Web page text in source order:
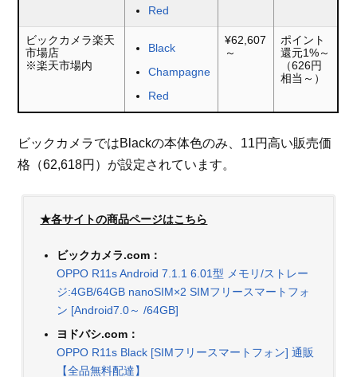
Red
ビックカメラ楽天
市場店
※楽天市場内
Black
Champagne
Red
¥62,607
～
ポイント
還元1%～
（626円
相当～）
ビックカメラではBlackの本体色のみ、11円高い販売価
格（62,618円）が設定されています。
★各サイトの商品ページはこちら
ビックカメラ.com：
OPPO R11s Android 7.1.1 6.01型 メモリ/ストレー
ジ:4GB/64GB nanoSIM×2 SIMフリースマートフォ
ン [Android7.0～ /64GB]
ヨドバシ.com：
OPPO R11s Black [SIMフリースマートフォン] 通販
【全品無料配達】